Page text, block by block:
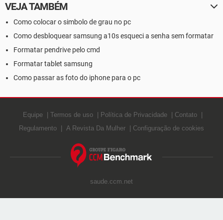
VEJA TAMBÉM
Como colocar o simbolo de grau no pc
Como desbloquear samsung a10s esqueci a senha sem formatar
Formatar pendrive pelo cmd
Formatar tablet samsung
Como passar as foto do iphone para o pc
Equipe Termos de uso Política de Privacidade
Contato
Regulamento
A Revista Da Mulher Configuração de cookies
saude.ccm.net